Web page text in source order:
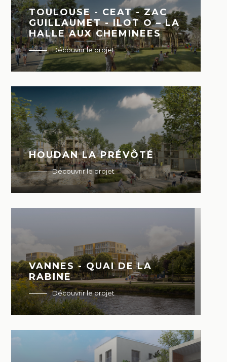
TOULOUSE - CEAT - ZAC
GUILLAUMET - ILOT O – LA
HALLE AUX CHEMINEES
Découvrir le projet
HOUDAN LA PRÉVÔTÉ
Découvrir le projet
VANNES - QUAI DE LA
RABINE
Découvrir le projet